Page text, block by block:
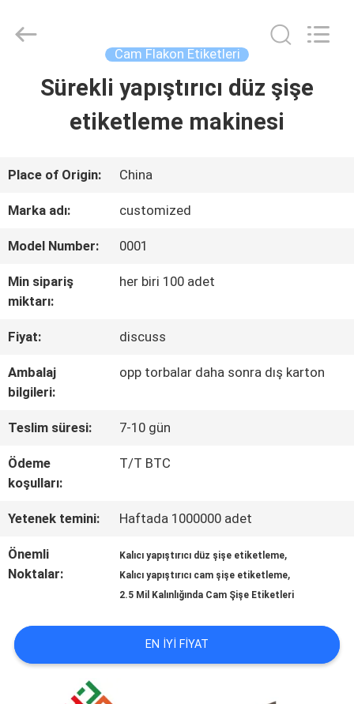
S
HAKKIMIZDA
FABRIKA
TURU
KALITE
KONTROL
BIZIMLE
ILETIŞIME
GEÇIN
VAKALAR
Industry
Cam Flakon Etiketleri
Sürekli yapıştırıcı düz şişe
etiketleme makinesi
Place of Origin: China
Marka adı: customized
Model Number: 0001
Min sipariş
miktarı:
her biri 100 adet
Fiyat: discuss
Ambalaj
bilgileri:
opp torbalar daha sonra dış karton
Teslim süresi: 7-10 gün
Ödeme
koşulları:
T/T BTC
Yetenek temini: Haftada 1000000 adet
Önemli
Noktalar:
Kalıcı yapıştırıcı düz şişe etiketleme,
Kalıcı yapıştırıcı cam şişe etiketleme,
2.5 Mil Kalınlığında Cam Şişe Etiketleri
EN IYI FIYAT